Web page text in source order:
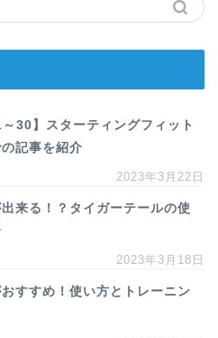
30】スターティングフィット
記事を紹介
2023年3月22日
来る！？タイガーテールの使
2023年3月18日
すすめ！使い方とトレーニン